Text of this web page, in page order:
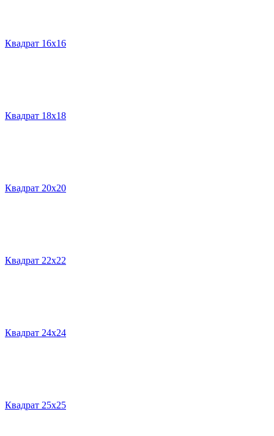
Квадрат 16х16
Квадрат 18х18
Квадрат 20х20
Квадрат 22х22
Квадрат 24х24
Квадрат 25х25